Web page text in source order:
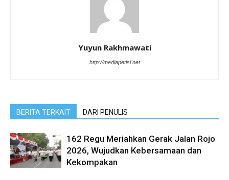
Yuyun Rakhmawati
http://mediapetisi.net
BERITA TERKAIT DARI PENULIS
162 Regu Meriahkan Gerak Jalan Rojo
2026, Wujudkan Kebersamaan dan
Kekompakan